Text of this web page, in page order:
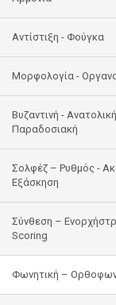
Αντίστιξη - Φούγκα
Μορφολογία -
Bυζαντινή -
Παραδοσιακή
Σολφέζ – Ρυθμός -
Εξάσκηση
Σύνθεση –
Scoring
Φωνητική –